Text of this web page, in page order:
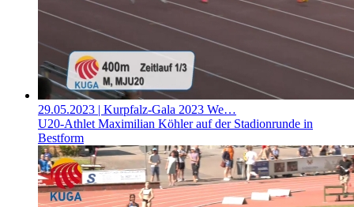
29.05.2023 | Kurpfalz-Gala 2023 We…
U20-Athlet Maximilian Köhler auf der Stadionrunde in
Bestform